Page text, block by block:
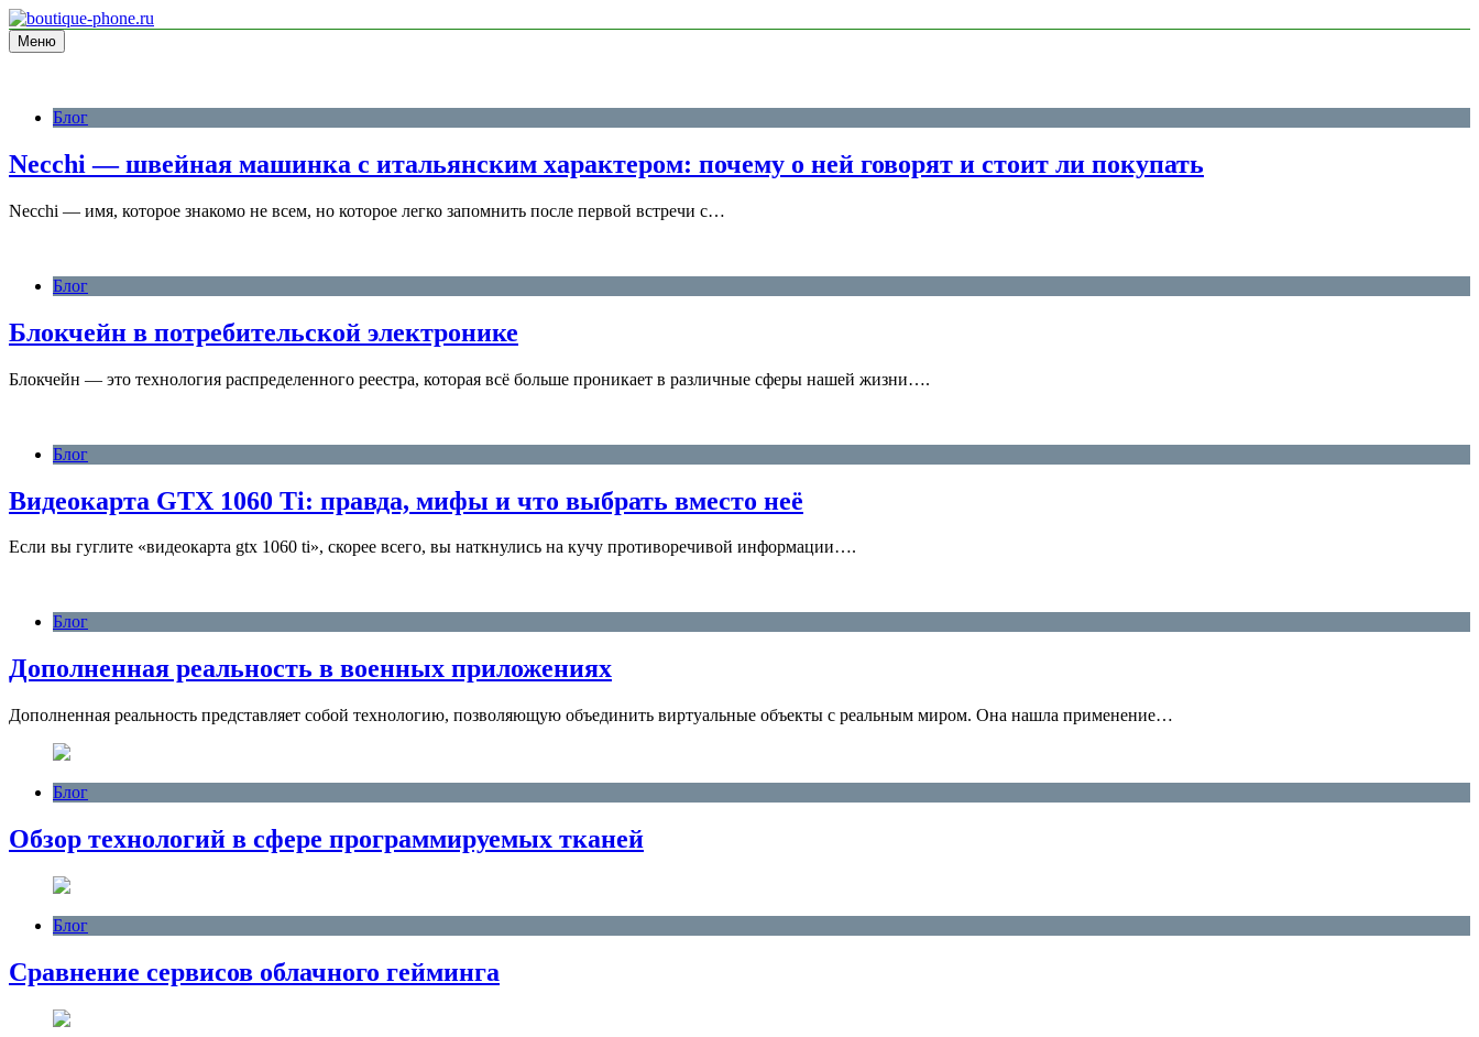
Перейти
к
содержимому
информационный сайт
Меню
Блог
Necchi — швейная машинка с итальянским характером: почему о ней говорят и стоит ли покупать
Necchi — имя, которое знакомо не всем, но которое легко запомнить после первой встречи с…
Блог
Блокчейн в потребительской электронике
Блокчейн — это технология распределенного реестра, которая всё больше проникает в различные сферы нашей жизни….
Блог
Видеокарта GTX 1060 Ti: правда, мифы и что выбрать вместо неё
Если вы гуглите «видеокарта gtx 1060 ti», скорее всего, вы наткнулись на кучу противоречивой информации….
Блог
Дополненная реальность в военных приложениях
Дополненная реальность представляет собой технологию, позволяющую объединить виртуальные объекты с реальным миром. Она нашла применение…
Блог
Обзор технологий в сфере программируемых тканей
Блог
Сравнение сервисов облачного гейминга